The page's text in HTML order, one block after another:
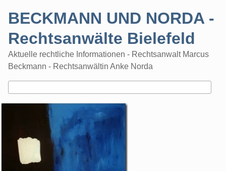
BECKMANN UND NORDA -
Rechtsanwälte Bielefeld
Aktuelle rechtliche Informationen - Rechtsanwalt Marcus
Beckmann - Rechtsanwältin Anke Norda